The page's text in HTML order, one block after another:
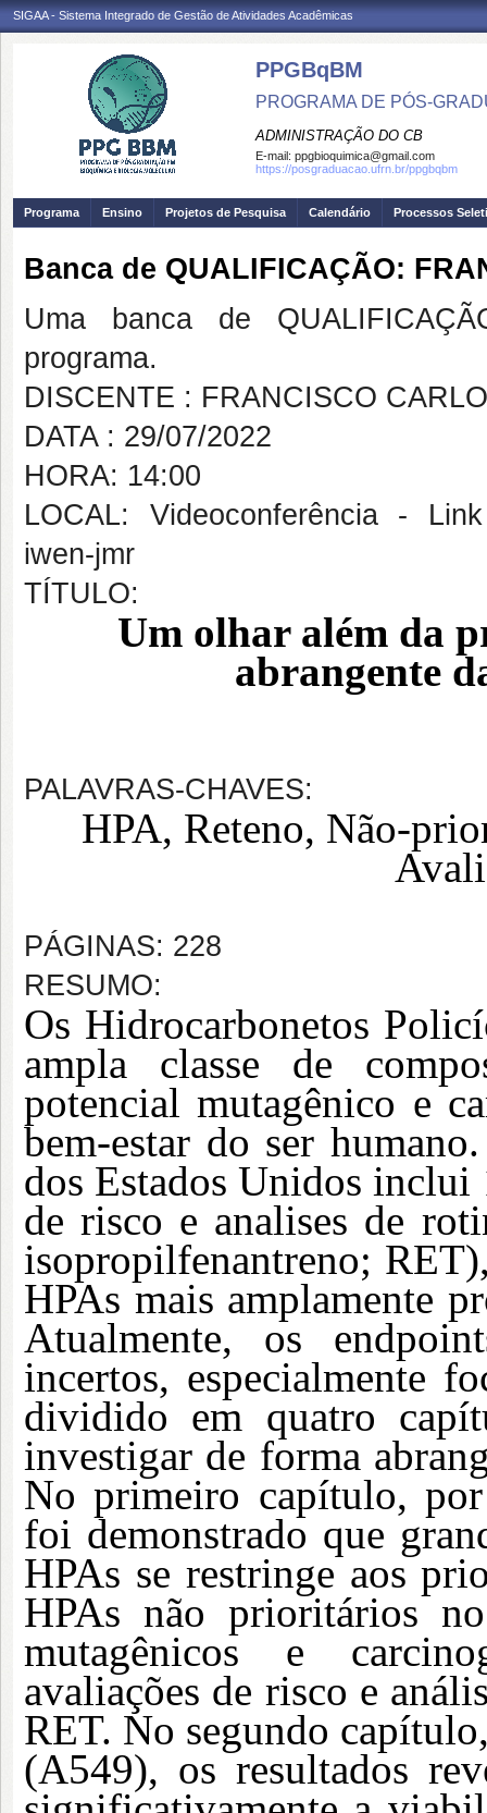
SIGAA - Sistema Integrado de Gestão de Atividades Acadêmicas
PPGBqBM
PROGRAMA DE PÓS-
ADMINISTRAÇÃO DO CB
E-mail: ppgbioquimica@gmail.com
https://posgraduacao.ufrn.br/ppgbqbm
Programa Ensino Projetos de Pesquisa Calendário Processos
Banca de QUALIFICAÇÃO:
Uma banca de
programa.
DISCENTE : FRANCISCO
DATA : 29/07/2022
HORA: 14:00
LOCAL: Videoconferência -
iwen-jmr
TÍTULO:
Um olhar além da
abrangente
PALAVRAS-CHAVES:
HPA, Reteno, Não-
PÁGINAS: 228
RESUMO:
Os Hidrocarbonetos
ampla classe de
potencial mutagênico e
bem-estar do ser
dos Estados Unidos
de risco e analises de
isopropilfenantreno;
HPAs mais amplamente
Atualmente, os
incertos, especialmente
dividido em quatro
investigar de forma
No primeiro capítulo,
foi demonstrado que
HPAs se restringe aos
HPAs não prioritários
mutagênicos e
avaliações de risco e
RET. No segundo
(A549), os resultados